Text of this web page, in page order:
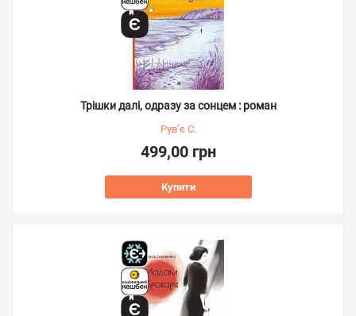
Трішки далі, одразу за сонцем : роман
Рув’є С.
499,00 грн
Купити